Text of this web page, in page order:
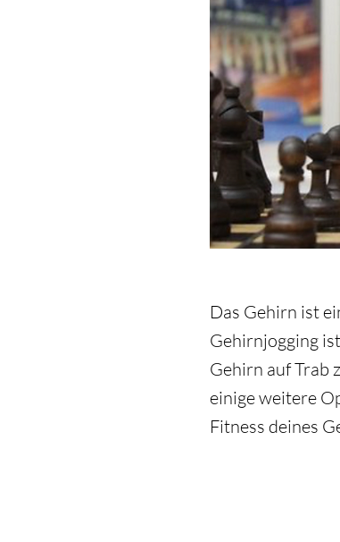
Das Gehirn ist
Gehirnjogging
Gehirn auf Trab
einige weitere
Fitness deines